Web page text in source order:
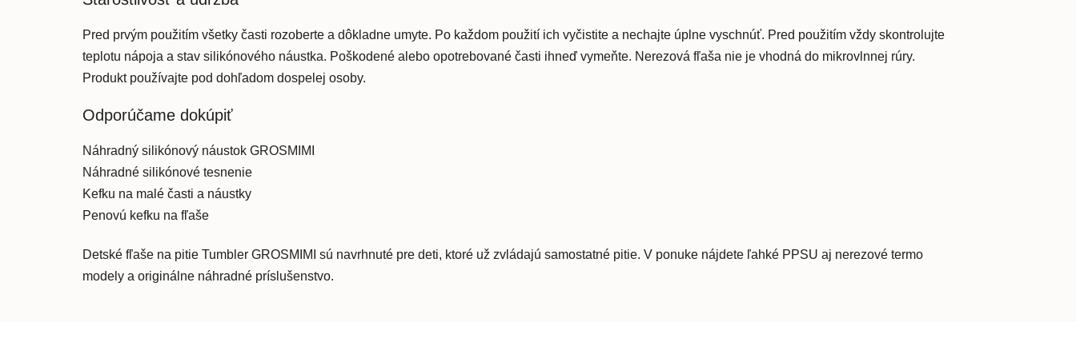
Pred prvým použitím všetky časti rozoberte a dôkladne umyte. Po každom použití ich vyčistite a nechajte úplne vyschnúť. Pred použitím vždy skontrolujte
teplotu nápoja a stav silikónového náustka. Poškodené alebo opotrebované časti ihneď vymeňte. Nerezová fľaša nie je vhodná do mikrovlnnej rúry.
Produkt používajte pod dohľadom dospelej osoby.
Odporúčame dokúpiť
Náhradný silikónový náustok GROSMIMI
Náhradné silikónové tesnenie
Kefku na malé časti a náustky
Penovú kefku na fľaše
Detské fľaše na pitie Tumbler GROSMIMI sú navrhnuté pre deti, ktoré už zvládajú samostatné pitie. V ponuke nájdete ľahké PPSU aj nerezové termo
modely a originálne náhradné príslušenstvo.